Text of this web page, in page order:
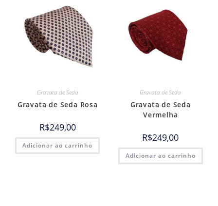
Gravata de Seda
Gravata de Seda Rosa
R$249,00
Adicionar ao carrinho
Gravata de Seda
Gravata de Seda
Vermelha
R$249,00
Adicionar ao carrinho